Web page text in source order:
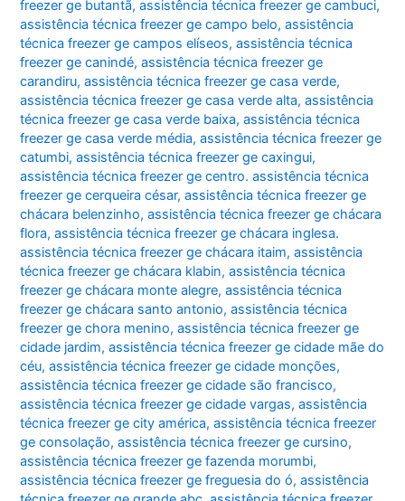
freezer ge butantã,assistência técnica freezer ge cambuci,
assistência técnica freezer ge campo belo,assistência
técnica freezer ge campos elíseos,assistência técnica
freezer ge canindé,assistência técnica freezer ge
carandiru,assistência técnica freezer ge casa verde,
assistência técnica freezer ge casa verde alta,assistência
técnica freezer ge casa verde baixa,assistência técnica
freezer ge casa verde média,assistência técnica freezer ge
catumbi,assistência técnica freezer ge caxingui,
assistência técnica freezer ge centro. assistência técnica
freezer ge cerqueira césar,assistência técnica freezer ge
chácara belenzinho,assistência técnica freezer ge chácara
flora,assistência técnica freezer ge chácara inglesa.
assistência técnica freezer ge chácara itaim,assistência
técnica freezer ge chácara klabin,assistência técnica
freezer ge chácara monte alegre,assistência técnica
freezer ge chácara santo antonio,assistência técnica
freezer ge chora menino,assistência técnica freezer ge
cidade jardim,assistência técnica freezer ge cidade mãe do
céu,assistência técnica freezer ge cidade monções,
assistência técnica freezer ge cidade são francisco,
assistência técnica freezer ge cidade vargas,assistência
técnica freezer ge city américa,assistência técnica freezer
ge consolação,assistência técnica freezer ge cursino,
assistência técnica freezer ge fazenda morumbi,
assistência técnica freezer ge freguesia do ó,assistência